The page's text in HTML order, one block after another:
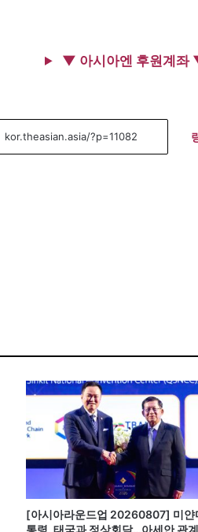
▼ 아시아엔 후원계좌
[아시아라운드업 20260807] 미얀
통령, 태국과 정상회담…아세안 관